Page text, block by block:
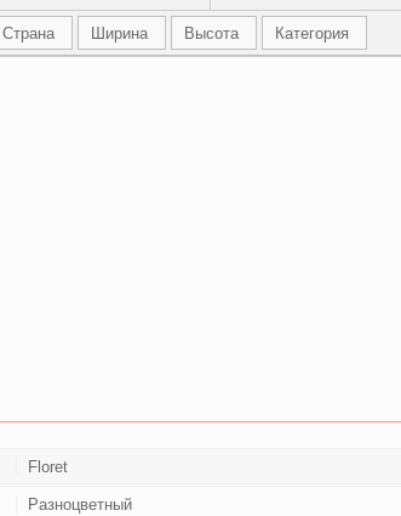
Страна Ширина Высота Категория
Floret
Разноцветный